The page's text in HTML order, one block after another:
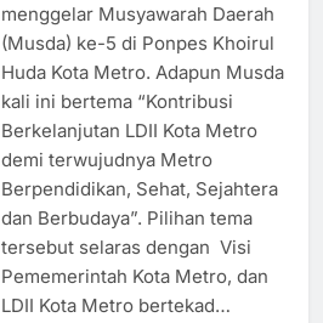
menggelar Musyawarah Daerah
(Musda) ke-5 di Ponpes Khoirul
Huda Kota Metro. Adapun Musda
kali ini bertema “Kontribusi
Berkelanjutan LDII Kota Metro
demi terwujudnya Metro
Berpendidikan, Sehat, Sejahtera
dan Berbudaya”. Pilihan tema
tersebut selaras dengan Visi
Pememerintah Kota Metro, dan
LDII Kota Metro bertekad…